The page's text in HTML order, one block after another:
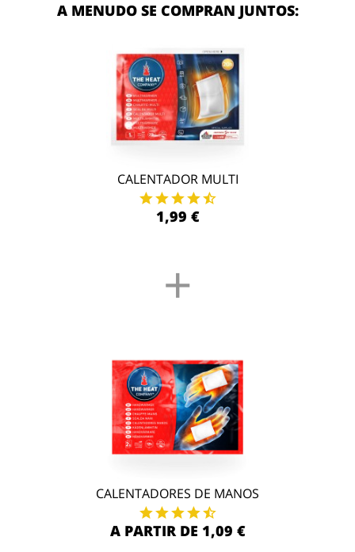
A MENUDO SE COMPRAN JUNTOS:
CALENTADOR MULTI
1,99 €
+
CALENTADORES DE MANOS
A PARTIR DE 1,09 €